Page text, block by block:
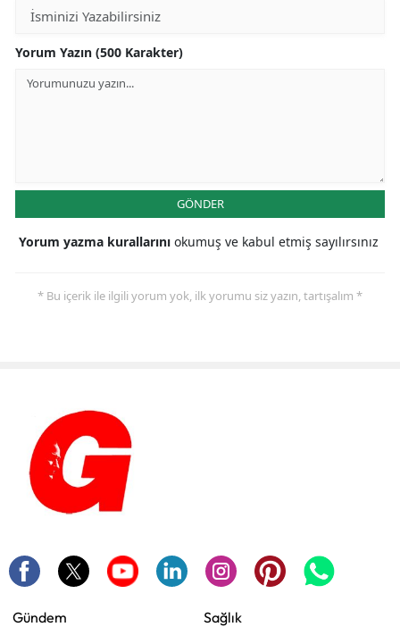
Yorum Yazın (500 Karakter)
GÖNDER
Yorum yazma kurallarını okumuş ve kabul etmiş sayılırsınız
* Bu içerik ile ilgili yorum yok, ilk yorumu siz yazın, tartışalım *
Gündem
Sağlık